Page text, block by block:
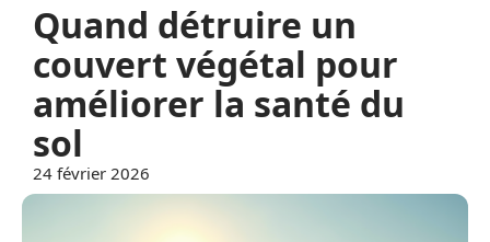
Quand détruire un
couvert végétal pour
améliorer la santé du
sol
24 février 2026